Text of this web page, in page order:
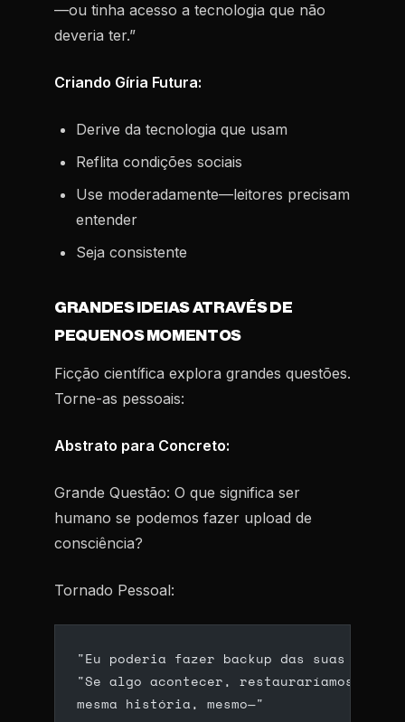
—ou tinha acesso a tecnologia que não
deveria ter.”
Criando Gíria Futura:
Derive da tecnologia que usam
Reflita condições sociais
Use moderadamente—leitores precisam
entender
Seja consistente
GRANDES IDEIAS ATRAVÉS DE
PEQUENOS MOMENTOS
Ficção científica explora grandes questões.
Torne-as pessoais:
Abstrato para Concreto:
Grande Questão: O que significa ser
humano se podemos fazer upload de
consciência?
Tornado Pessoal:
"Eu poderia fazer backup das suas
"Se algo acontecer, restauraríamos você.
mesma história, mesmo—"